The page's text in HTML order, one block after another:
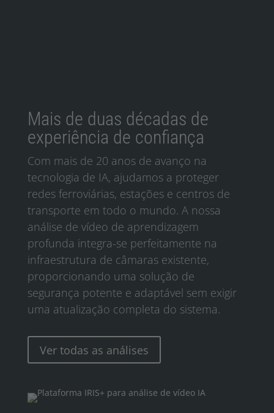
Mais de duas décadas de
experiência de confiança
Com mais de 20 anos de avanço na
tecnologia de IA, ajudamos a proteger
redes ferroviárias, estações e centros de
transporte em todo o mundo. A nossa
análise de vídeo de aprendizagem
profunda integra-se perfeitamente na
infraestrutura de câmaras existente,
proporcionando uma solução de
segurança potente e adaptável sem exigir
uma atualização completa do sistema.
Ver todas as análises